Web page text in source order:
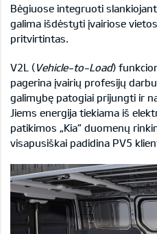
Bėgiuose integruoti
galima išdėstyti įvairiose
pritvirtintas.
V2L (Vehicle-to-Load)
pagerina įvairių profesijų
galimybę patogiai prijungti ir
Jiems energija tiekiama iš
patikimos „Kia“ duomenų
visapusiškai padidina PV5